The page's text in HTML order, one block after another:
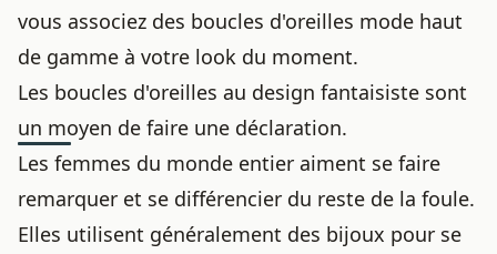
vous associez des boucles d'oreilles mode haut
de gamme à votre look du moment.
Les boucles d'oreilles au design fantaisiste sont
un moyen de faire une déclaration.
Les femmes du monde entier aiment se faire
remarquer et se différencier du reste de la foule.
Elles utilisent généralement des bijoux pour se